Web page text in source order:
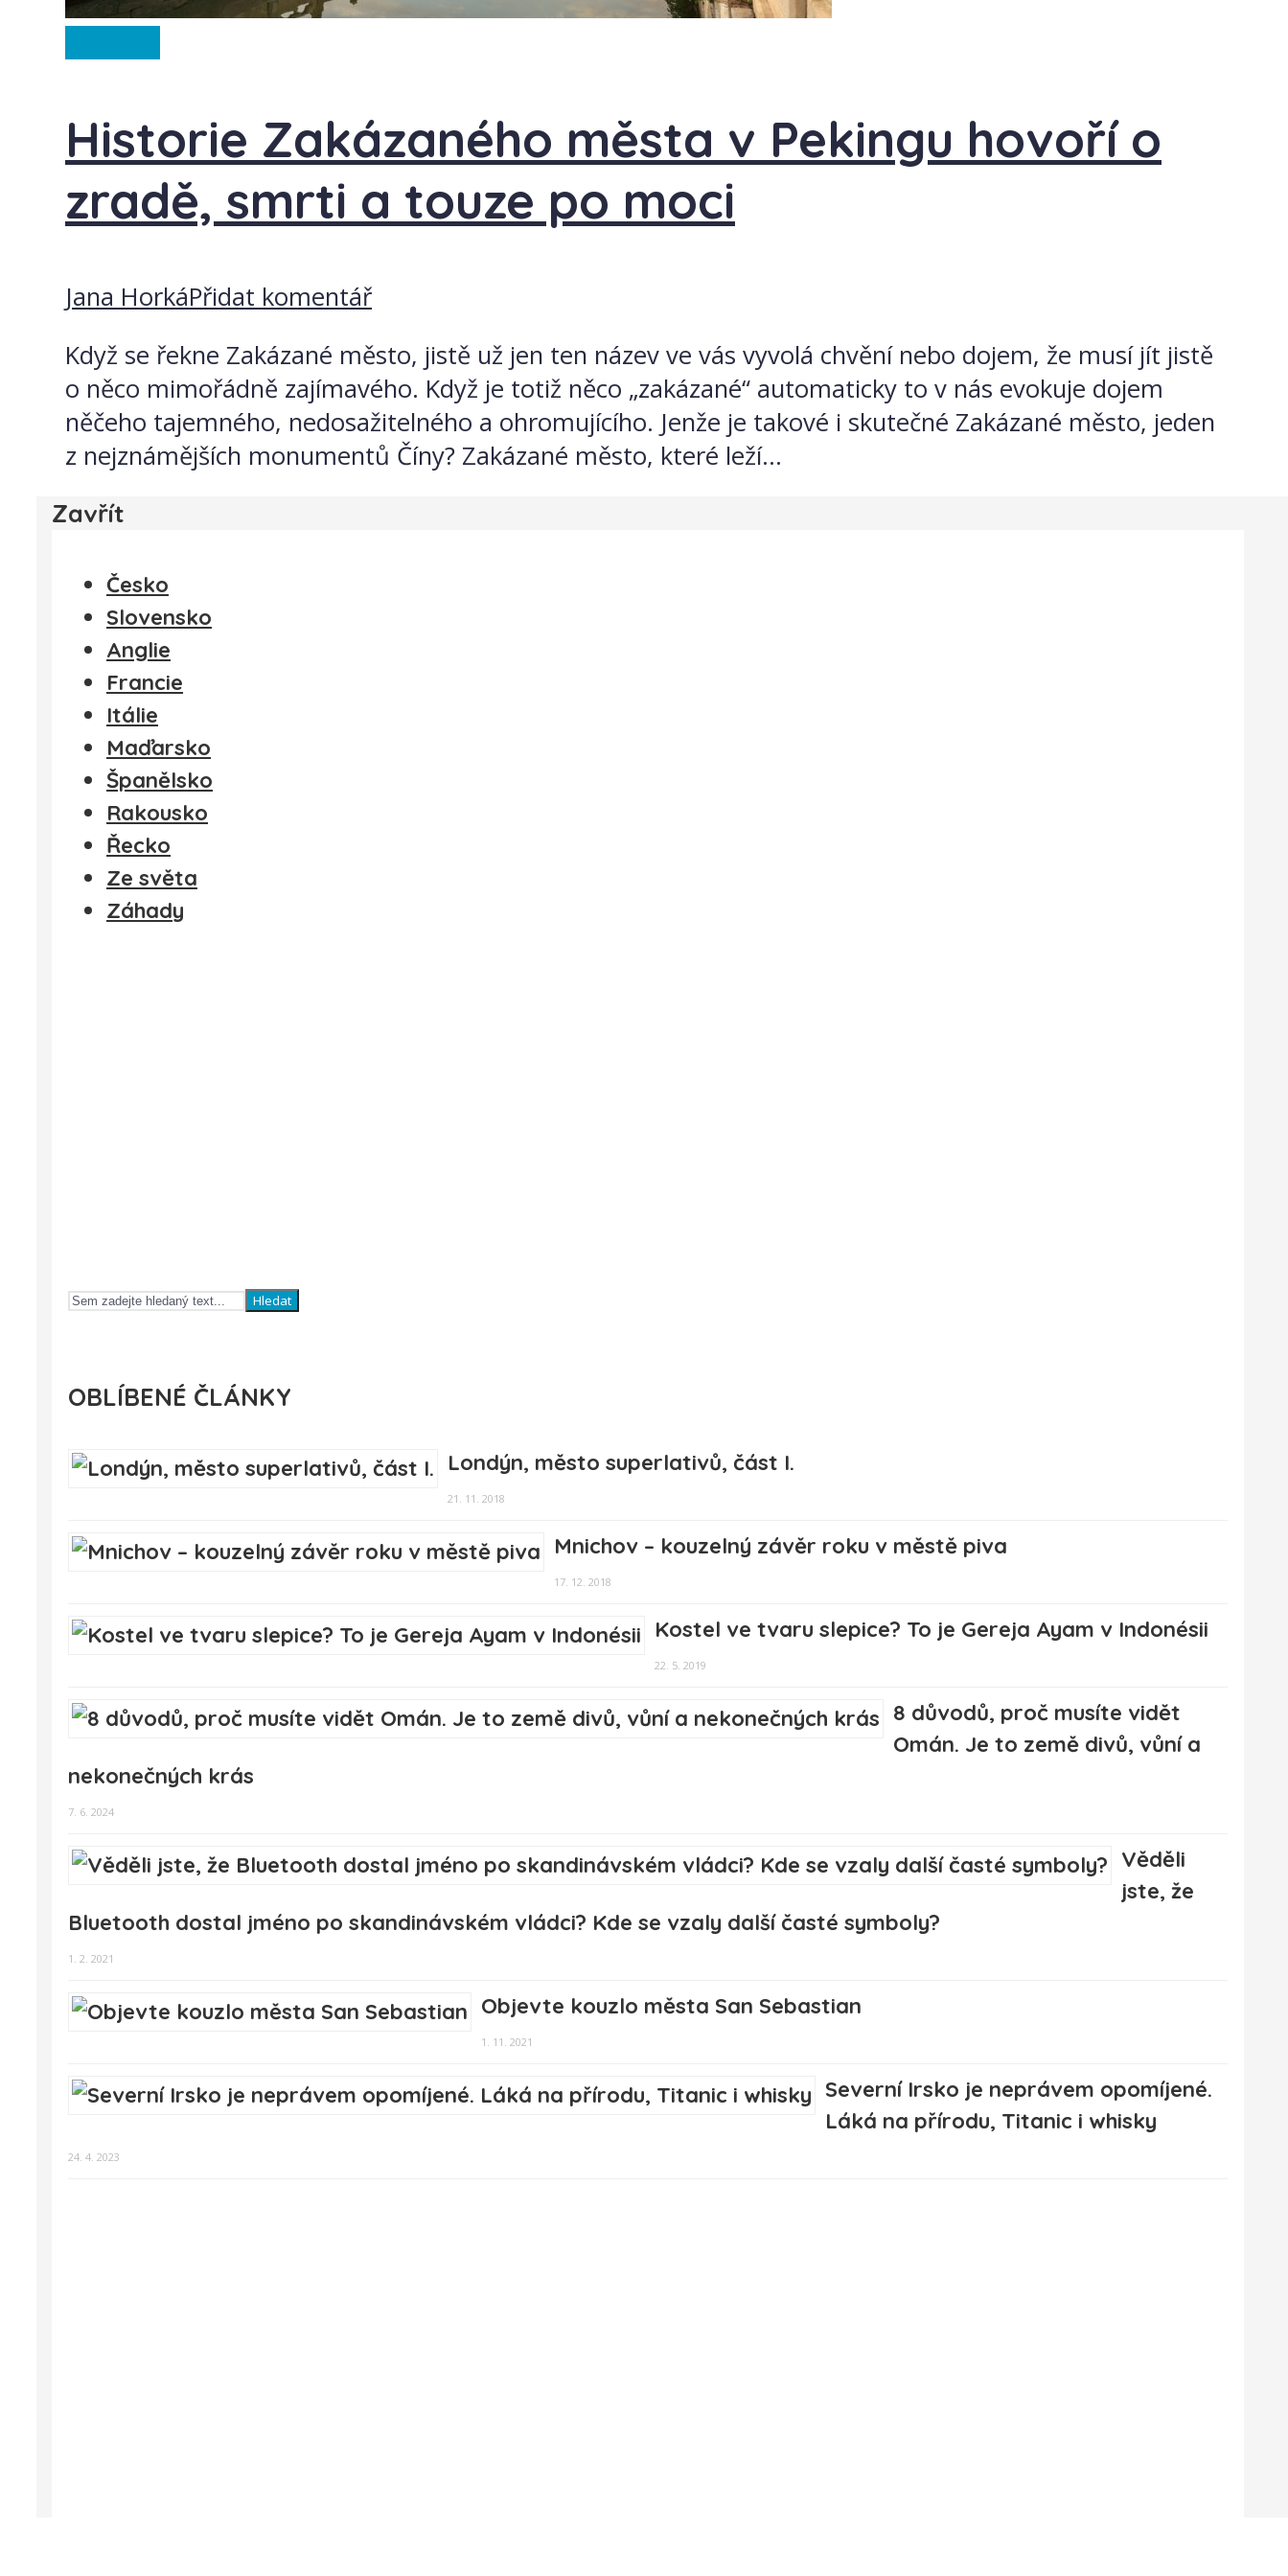
Historie Zakázaného města v Pekingu hovoří o
zradě, smrti a touze po moci
Jana HorkáPřidat komentář
Když se řekne Zakázané město, jistě už jen ten název ve vás vyvolá chvění nebo dojem, že musí jít jistě
o něco mimořádně zajímavého. Když je totiž něco „zakázané“ automaticky to v nás evokuje dojem
něčeho tajemného, nedosažitelného a ohromujícího. Jenže je takové i skutečné Zakázané město, jeden
z nejznámějších monumentů Číny? Zakázané město, které leží...
Zavřít
Česko
Slovensko
Anglie
Francie
Itálie
Maďarsko
Španělsko
Rakousko
Řecko
Ze světa
Záhady
Hledat
OBLÍBENÉ ČLÁNKY
Londýn, město superlativů, část I.
21. 11. 2018
Mnichov – kouzelný závěr roku v městě piva
17. 12. 2018
Kostel ve tvaru slepice? To je Gereja Ayam v Indonésii
22. 5. 2019
8 důvodů, proč musíte vidět
Omán. Je to země divů, vůní a
nekonečných krás
7. 6. 2024
Věděli
jste, že
Bluetooth dostal jméno po skandinávském vládci? Kde se vzaly další časté symboly?
1. 2. 2021
Objevte kouzlo města San Sebastian
1. 11. 2021
Severní Irsko je neprávem opomíjené.
Láká na přírodu, Titanic i whisky
24. 4. 2023